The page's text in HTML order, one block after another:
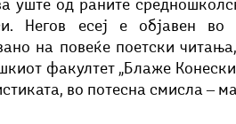
уште од раните
Негов есеј е објавен
на повеќе поетски
факултет „Блаже
во потесна смисла ‒